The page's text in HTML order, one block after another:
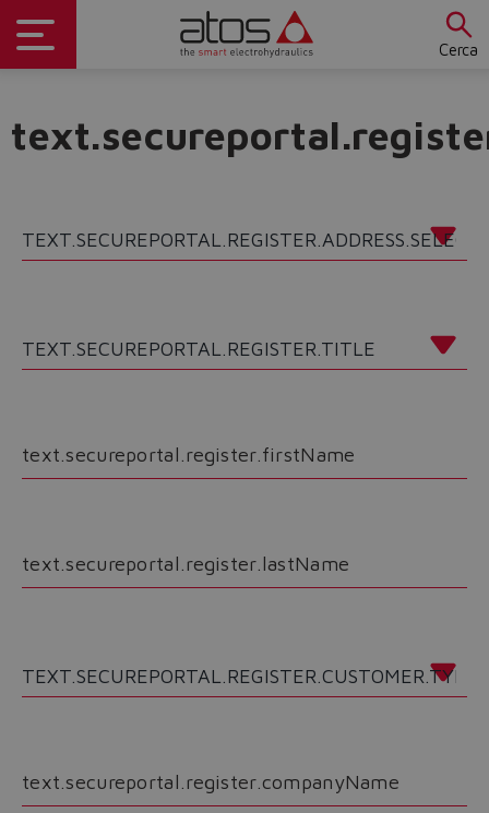
Cerca
text.secureportal.register.firstName
text.secureportal.register.lastName
text.secureportal.register.companyName